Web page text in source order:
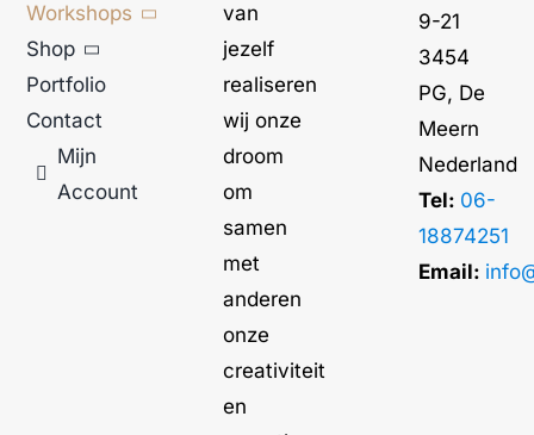
Workshops
Shop
Portfolio
Contact
Mijn
Account
van
jezelf
realiseren
wij onze
droom
om
samen
met
anderen
onze
creativiteit
en
9-21
3454
PG, De
Meern
Nederland
Tel: 06-
18874251
Email: